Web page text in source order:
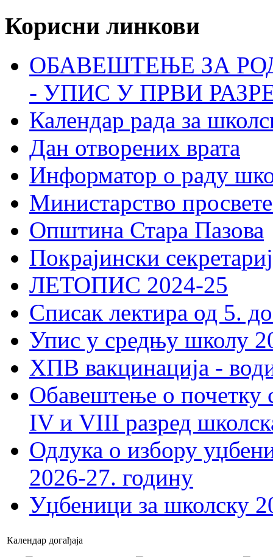
Корисни линкови
ОБАВЕШТЕЊЕ ЗА
- УПИС У ПРВИ
Календар рада за
Дан отворених врата
Информатор о раду
Министарство
Општина Стара Пазова
Покрајински
ЛЕТОПИС 2024-25
Списак лектира од 5.
Упис у средњу школу
ХПВ вакцинација -
Обавештење о почетку
IV и VIII разред
Одлука о избору
2026-27. годину
Уџбеници за школску
Календар догађаја